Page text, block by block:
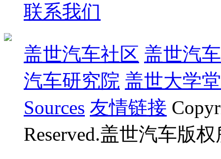
联系我们
盖世汽车社区 盖世汽
汽车研究院 盖世大学堂
Sources 友情链接
Reserved.盖世汽车版